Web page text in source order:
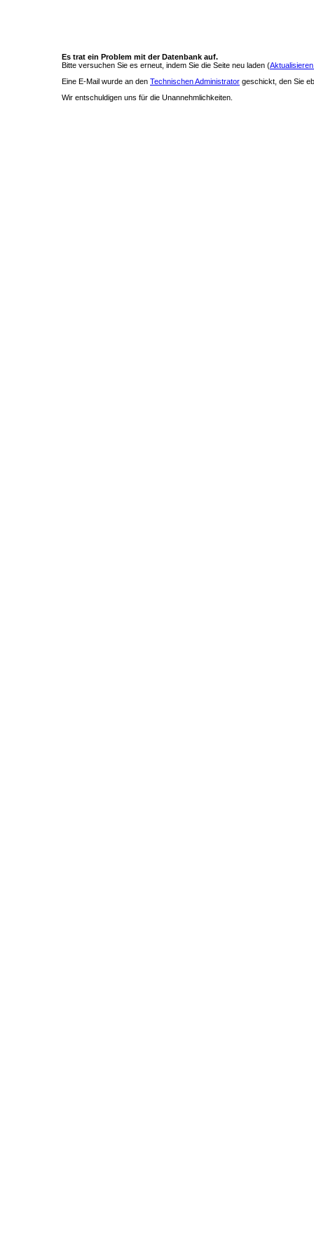
Es trat ein Problem mit der Datenbank auf.
Bitte versuchen Sie es erneut, indem Sie die Seite neu laden (
Eine E-Mail wurde an den Technischen Administrator geschickt, den Sie
Wir entschuldigen uns für die Unannehmlichkeiten.